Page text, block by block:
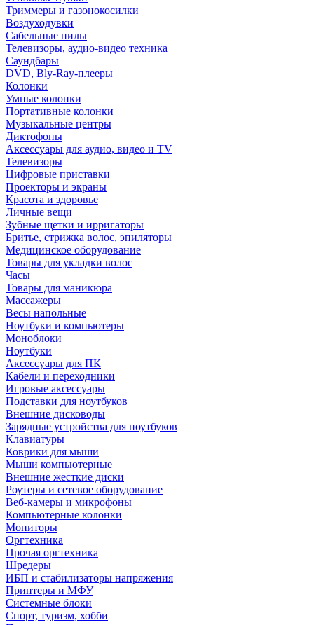
Триммеры и газонокосилки
Воздуходувки
Сабельные пилы
Телевизоры, аудио-видео техника
Саундбары
DVD, Bly-Ray-плееры
Колонки
Умные колонки
Портативные колонки
Музыкальные центры
Диктофоны
Аксессуары для аудио, видео и TV
Телевизоры
Цифровые приставки
Проекторы и экраны
Красота и здоровье
Личные вещи
Зубные щетки и ирригаторы
Бритье, стрижка волос, эпиляторы
Медицинское оборудование
Товары для укладки волос
Часы
Товары для маникюра
Массажеры
Весы напольные
Ноутбуки и компьютеры
Моноблоки
Ноутбуки
Аксессуары для ПК
Кабели и переходники
Игровые аксессуары
Подставки для ноутбуков
Внешние дисководы
Зарядные устройства для ноутбуков
Клавиатуры
Коврики для мыши
Мыши компьютерные
Внешние жесткие диски
Роутеры и сетевое оборудование
Веб-камеры и микрофоны
Компьютерные колонки
Мониторы
Оргтехника
Прочая оргтехника
Шредеры
ИБП и стабилизаторы напряжения
Принтеры и МФУ
Системные блоки
Спорт, туризм, хобби